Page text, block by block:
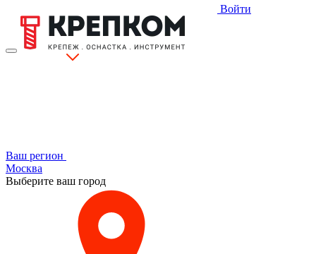
Войти
Ваш регион
Москва
Выберите ваш город